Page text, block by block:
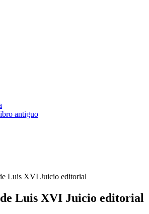
antiguo
Luis XVI Juicio editorial
Luis XVI Juicio editorial